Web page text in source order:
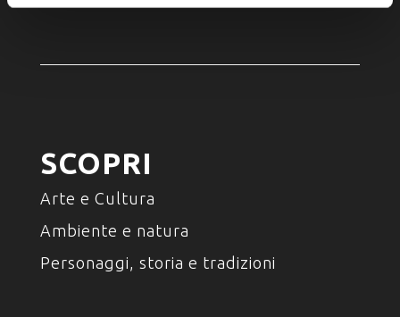
SCOPRI
Arte e Cultura
Ambiente e natura
Personaggi, storia e tradizioni